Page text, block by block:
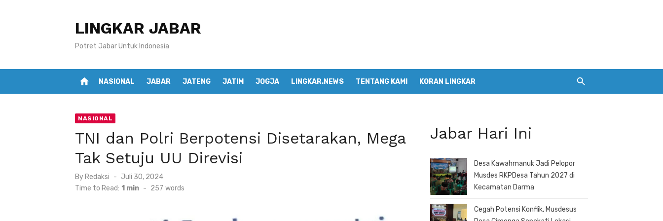
LINGKAR JABAR
Potret Jabar Untuk Indonesia
home NASIONAL JABAR JATENG JATIM JOGJA LINGKAR.NEWS TENTANG KAMI KORAN LINGKAR
NASIONAL
TNI dan Polri Berpotensi Disetarakan, Mega
Tak Setuju UU Direvisi
By Redaksi
Posted
on
Juli 30, 2024
Time to Read: 1 min - 257 words
Jabar Hari Ini
Desa Kawahmanuk Jadi Pelopor
Musdes RKPDesa Tahun 2027 di
Kecamatan Darma
Cegah Potensi Konflik, Musdesus